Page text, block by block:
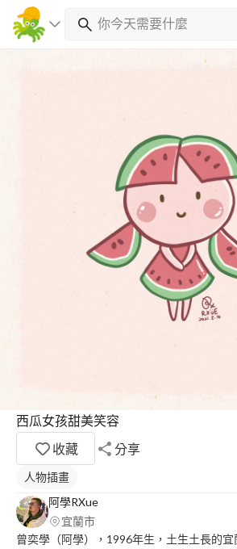
西瓜女孩甜美笑容
收藏
分享
人物插畫
阿學RXue
宜蘭市
曾奕學（阿學），1996年生，土生土長的